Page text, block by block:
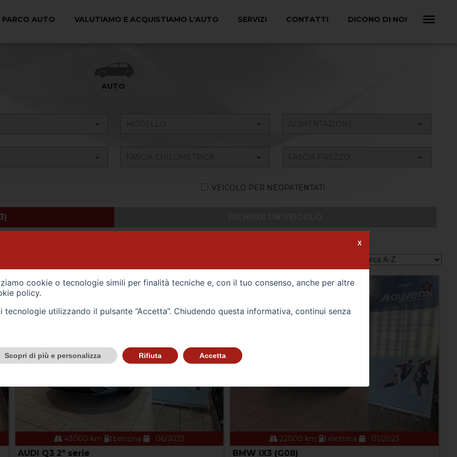
PARCO AUTO VALUTIAMO E ACQUISTIAMO L'AUTO SERVIZI CONTATTI DICONO DI NOI
AUTO
VEICOLO PER NEOPATENTATI
43000 km benzina 06/2023
AUDI Q3 2ª serie
22000 km elettrica 01/2023
BMW iX3 (G08)
cookie o tecnologie simili per finalità tecniche e, con il tuo consenso, anche per altre
policy.
tecnologie utilizzando il pulsante “Accetta”. Chiudendo questa informativa, continui senza
Scopri di più e personalizza Rifiuta Accetta
X